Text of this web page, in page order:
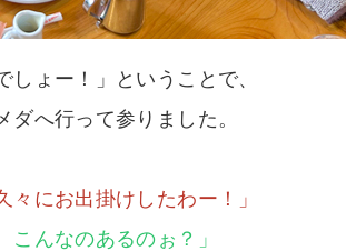
しょー！」ということで、
ダへ行って参りました。
々にお出掛けしたわー！」
こんなのあるのぉ？」